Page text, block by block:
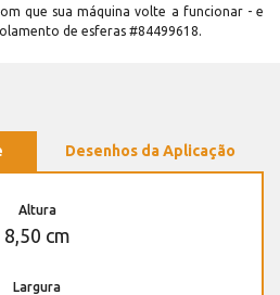
que sua máquina volte a funcionar - e
de esferas #84499618.
Desenhos da Aplicação
Altura
8,50 cm
Largura